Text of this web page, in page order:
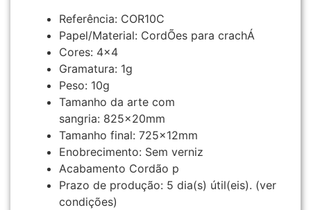
Referência: COR10C
Papel/Material: CordÕes para crachÁ
Cores: 4×4
Gramatura: 1g
Peso: 10g
Tamanho da arte com
sangria: 825x20mm
Tamanho final: 725x12mm
Enobrecimento: Sem verniz
Acabamento Cordão p
Prazo de produção: 5 dia(s) útil(eis). (ver
condições)